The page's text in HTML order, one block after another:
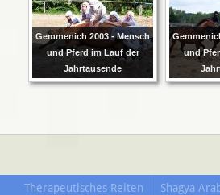
Gemmenich 2003 - Mensch
und Pferd im Lauf der
Jahrtausende
und
Therapeutisches Reiten
Shagya